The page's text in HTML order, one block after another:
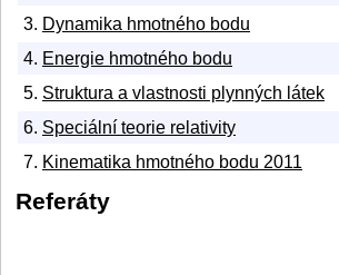
3. Dynamika hmotného bodu
4. Energie hmotného bodu
5. Struktura a vlastnosti plynných látek
6. Speciální teorie relativity
7. Kinematika hmotného bodu 2011
Referáty